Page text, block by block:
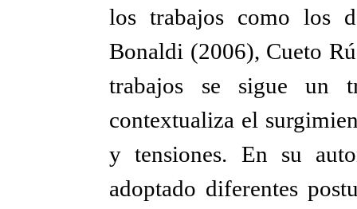
los trabajos como los
Bonaldi (2006), Cueto
trabajos se sigue un
contextualiza el
y tensiones. En su
adoptado diferentes